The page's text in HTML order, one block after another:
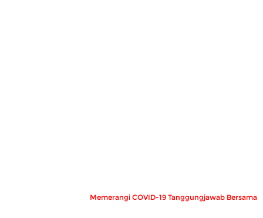
Memerangi COVID-19 Tanggungjawab Bersama